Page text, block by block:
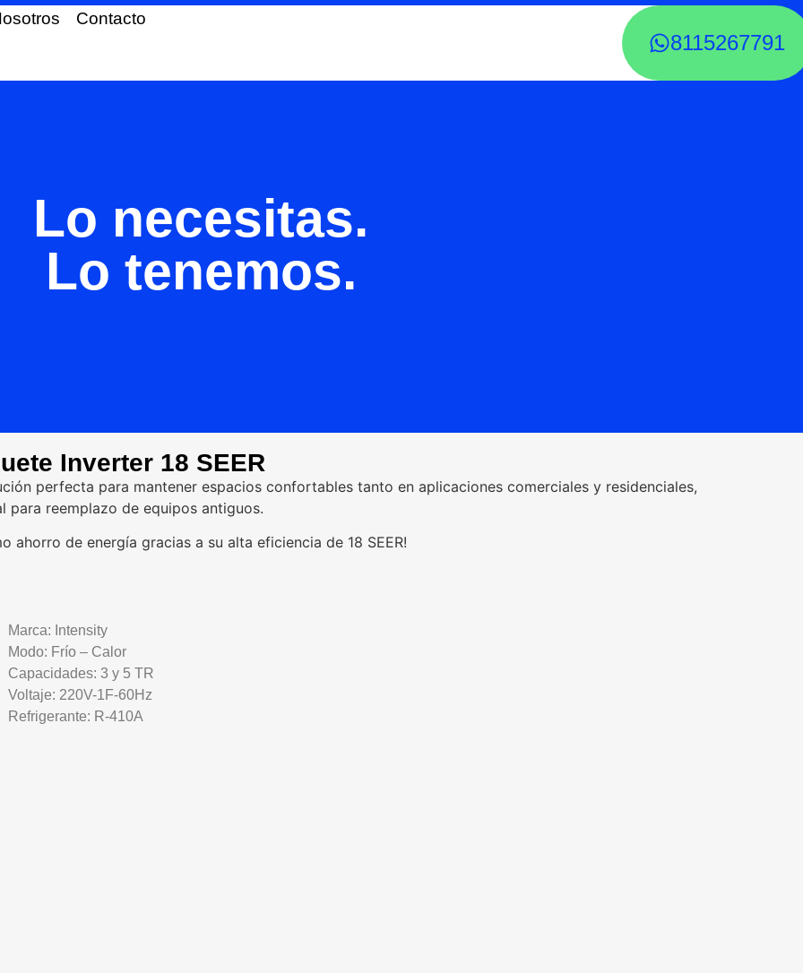
Contacto
8115267791
Lo necesitas.
Lo tenemos.
Inverter 18 SEER
perfecta para mantener espacios confortables tanto en aplicaciones comerciales y residenciales,
para reemplazo de equipos antiguos.
ahorro de energía gracias a su alta eficiencia de 18 SEER!
Marca: Intensity
Modo: Frío – Calor
Capacidades: 3 y 5 TR
Voltaje: 220V-1F-60Hz
Refrigerante: R-410A